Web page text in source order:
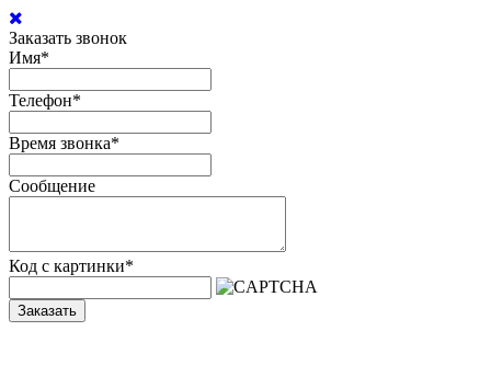
Заказать звонок
Имя*
Телефон*
Время звонка*
Сообщение
Код с картинки*
Заказать